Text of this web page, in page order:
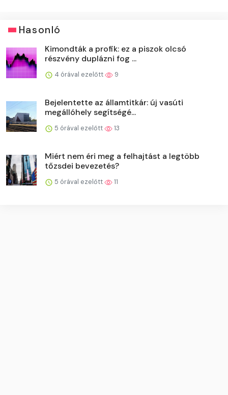
Hasonló
Kimondták a profik: ez a piszok olcsó
részvény duplázni fog ...
4 órával ezelőtt 9
Bejelentette az államtitkár: új vasúti
megállóhely segítségé...
5 órával ezelőtt 13
Miért nem éri meg a felhajtást a legtöbb
tőzsdei bevezetés?
5 órával ezelőtt 11